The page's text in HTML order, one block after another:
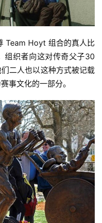
Team Hoyt 组合的真人比
组织者向这对传奇父子30
二人也以这种方式被记载
事文化的一部分。